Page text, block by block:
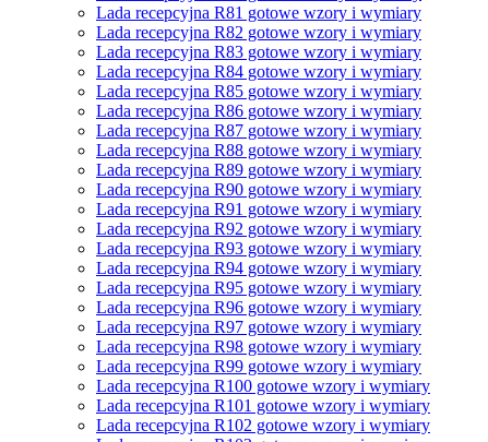
Lada recepcyjna R81 gotowe wzory i wymiary
Lada recepcyjna R82 gotowe wzory i wymiary
Lada recepcyjna R83 gotowe wzory i wymiary
Lada recepcyjna R84 gotowe wzory i wymiary
Lada recepcyjna R85 gotowe wzory i wymiary
Lada recepcyjna R86 gotowe wzory i wymiary
Lada recepcyjna R87 gotowe wzory i wymiary
Lada recepcyjna R88 gotowe wzory i wymiary
Lada recepcyjna R89 gotowe wzory i wymiary
Lada recepcyjna R90 gotowe wzory i wymiary
Lada recepcyjna R91 gotowe wzory i wymiary
Lada recepcyjna R92 gotowe wzory i wymiary
Lada recepcyjna R93 gotowe wzory i wymiary
Lada recepcyjna R94 gotowe wzory i wymiary
Lada recepcyjna R95 gotowe wzory i wymiary
Lada recepcyjna R96 gotowe wzory i wymiary
Lada recepcyjna R97 gotowe wzory i wymiary
Lada recepcyjna R98 gotowe wzory i wymiary
Lada recepcyjna R99 gotowe wzory i wymiary
Lada recepcyjna R100 gotowe wzory i wymiary
Lada recepcyjna R101 gotowe wzory i wymiary
Lada recepcyjna R102 gotowe wzory i wymiary